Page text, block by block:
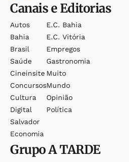
Canais e Editorias
Autos
Bahia
Brasil
Saúde
Cineinsite
Concursos
Cultura
Digital
Salvador
Economia
E.c. Bahia
E.c. Vitória
Empregos
Gastronomia
Muito
Mundo
Opinião
Política
GrupoA TARDE